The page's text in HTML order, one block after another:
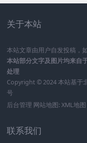
关于本站
本站文章由用户自发投稿，
本站部分文字及图片均来自
处理
Copyright © 2024 本站基于
号
后台管理 网站地图: XML地图
联系我们